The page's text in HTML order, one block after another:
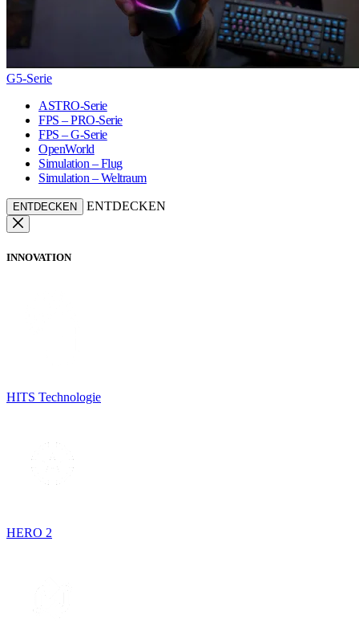
G5-Serie
ASTRO-Serie
FPS – PRO-Serie
FPS – G-Serie
OpenWorld
Simulation – Flug
Simulation – Weltraum
ENTDECKEN ENTDECKEN
INNOVATION
HITS Technologie
HERO 2